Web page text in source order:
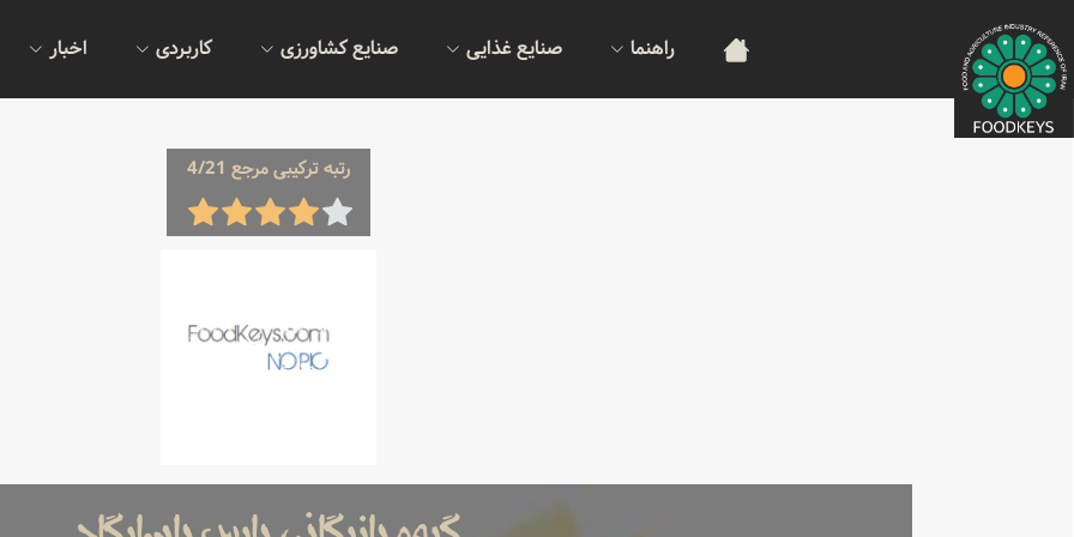
راهنما صنایع غذایی صنایع کشاورزی کاربردی اخبار
رتبه ترکیبی مرجع 4/21